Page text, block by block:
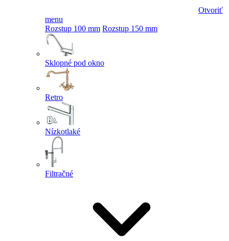
Otvoriť
menu
Rozstup 100 mm Rozstup 150 mm
Sklopné pod okno
Retro
Nízkotlaké
Filtračné